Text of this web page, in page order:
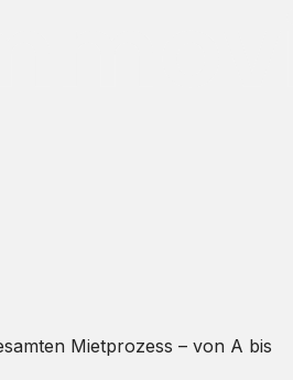
Mietprozess – von A bis